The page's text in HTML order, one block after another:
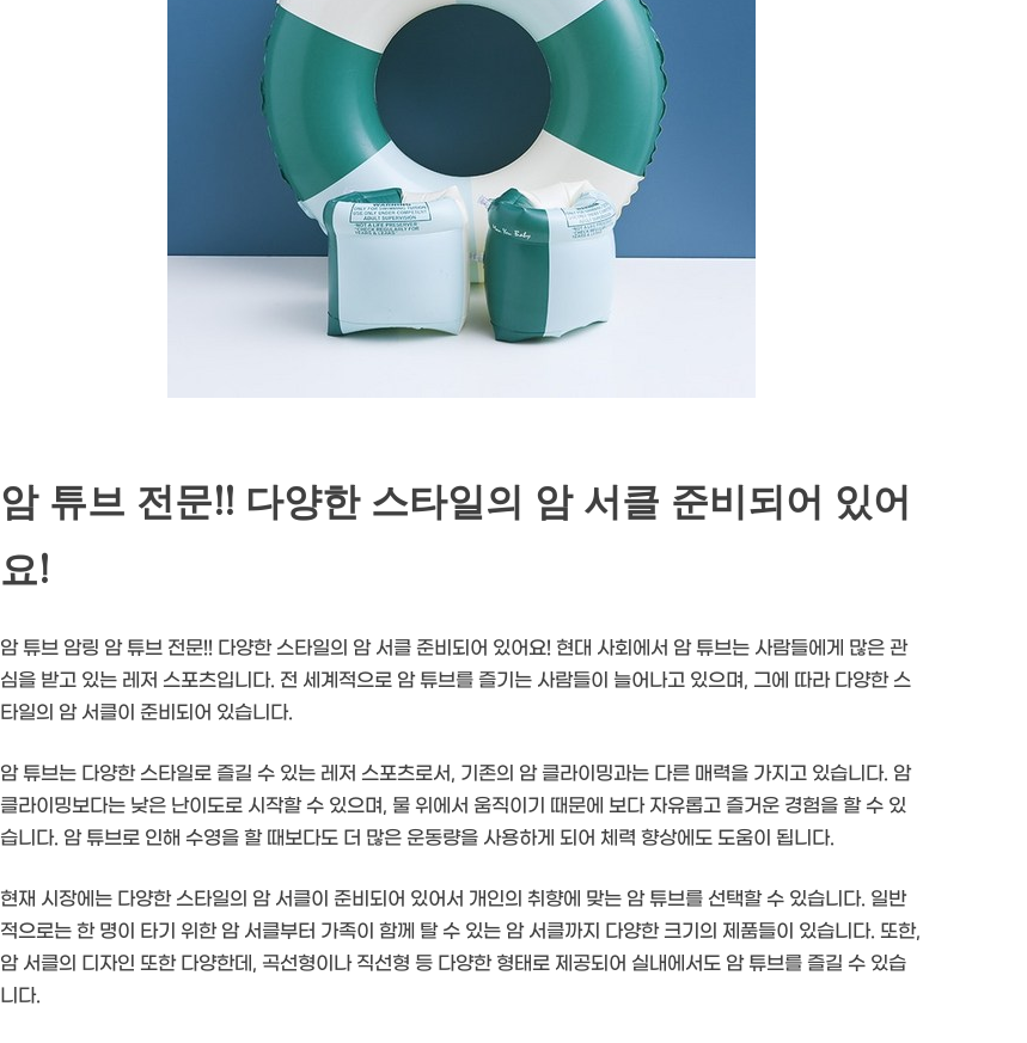
암 튜브 전문!! 다양한 스타일의 암 서클 준비되어 있어
요!
암 튜브 암링 암 튜브 전문!! 다양한 스타일의 암 서클 준비되어 있어요! 현대 사회에서 암 튜브는 사람들에게 많은 관
심을 받고 있는 레저 스포츠입니다. 전 세계적으로 암 튜브를 즐기는 사람들이 늘어나고 있으며, 그에 따라 다양한 스
타일의 암 서클이 준비되어 있습니다.
암 튜브는 다양한 스타일로 즐길 수 있는 레저 스포츠로서, 기존의 암 클라이밍과는 다른 매력을 가지고 있습니다. 암
클라이밍보다는 낮은 난이도로 시작할 수 있으며, 물 위에서 움직이기 때문에 보다 자유롭고 즐거운 경험을 할 수 있
습니다. 암 튜브로 인해 수영을 할 때보다도 더 많은 운동량을 사용하게 되어 체력 향상에도 도움이 됩니다.
현재 시장에는 다양한 스타일의 암 서클이 준비되어 있어서 개인의 취향에 맞는 암 튜브를 선택할 수 있습니다. 일반
적으로는 한 명이 타기 위한 암 서클부터 가족이 함께 탈 수 있는 암 서클까지 다양한 크기의 제품들이 있습니다. 또한,
암 서클의 디자인 또한 다양한데, 곡선형이나 직선형 등 다양한 형태로 제공되어 실내에서도 암 튜브를 즐길 수 있습
니다.